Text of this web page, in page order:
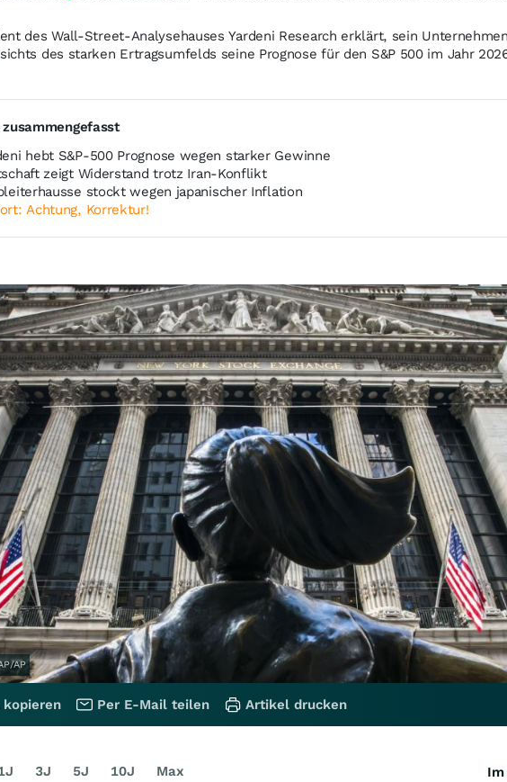
des Wall-Street-Analysehauses Yardeni Research erklärt, sein Unternehmen
des starken Ertragsumfelds seine Prognose für den S&P 500 im Jahr
zusammengefasst
hebt S&P-500 Prognose wegen starker Gewinne
zeigt Widerstand trotz Iran-Konflikt
stockt wegen japanischer Inflation
Achtung, Korrektur!
AP
kopieren Per E-Mail teilen Artikel drucken
3J 5J 10J Max